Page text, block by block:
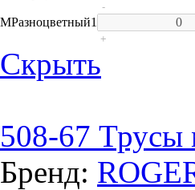
MРазноцветный1
-
+
Скрыть
508-67 Трусы
Бренд: